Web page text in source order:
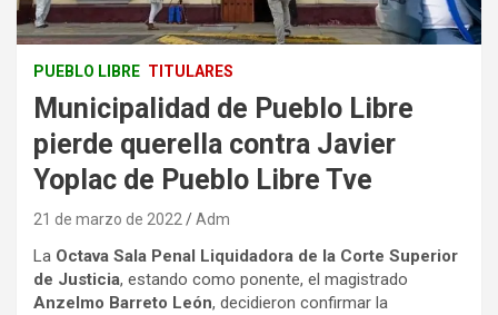
PUEBLO LIBRE TITULARES
Municipalidad de Pueblo Libre
pierde querella contra Javier
Yoplac de Pueblo Libre Tve
21 de marzo de 2022 Adm
La Octava Sala Penal Liquidadora de la Corte Superior
de Justicia, estando como ponente, el magistrado
Anzelmo Barreto León, decidieron confirmar la